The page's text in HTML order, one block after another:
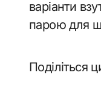
варіанти
парою для
Поділіться